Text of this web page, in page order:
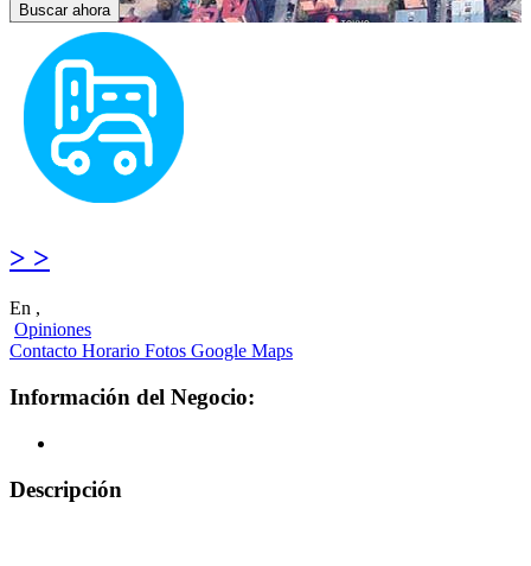
Buscar ahora
> >
En ,
Opiniones
Contacto Horario Fotos Google Maps
Información del Negocio:
Descripción